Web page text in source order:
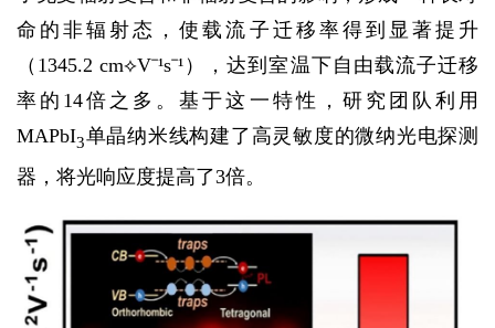
命的非辐射态，使载流子迁移率得到显著提升
（1345.2 cm⟡V⁻¹s⁻¹），达到室温下自由载流子迁移
率的14倍之多。基于这一特性，研究团队利用
MAPbI3单晶纳米线构建了高灵敏度的微纳光电探测
器，将光响应度提高了3倍。